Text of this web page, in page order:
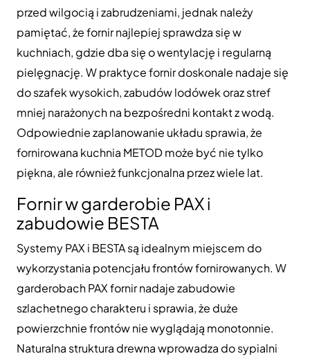
przed wilgocią i zabrudzeniami, jednak należy
pamiętać, że fornir najlepiej sprawdza się w
kuchniach, gdzie dba się o wentylację i regularną
pielęgnację. W praktyce fornir doskonale nadaje się
do szafek wysokich, zabudów lodówek oraz stref
mniej narażonych na bezpośredni kontakt z wodą.
Odpowiednie zaplanowanie układu sprawia, że
fornirowana kuchnia METOD może być nie tylko
piękna, ale również funkcjonalna przez wiele lat.
Fornir w garderobie PAX i
zabudowie BESTA
Systemy PAX i BESTA są idealnym miejscem do
wykorzystania potencjału frontów fornirowanych. W
garderobach PAX fornir nadaje zabudowie
szlachetnego charakteru i sprawia, że duże
powierzchnie frontów nie wyglądają monotonnie.
Naturalna struktura drewna wprowadza do sypialni